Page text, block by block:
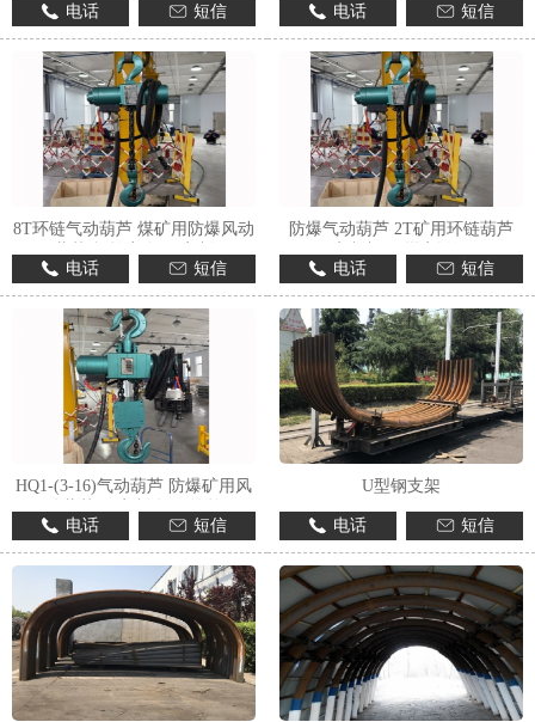
电话
短信
电话
短信
8T环链气动葫芦 煤矿用防爆风动
电话
短信
防爆气动葫芦 2T矿用环链葫芦
电话
短信
HQ1-(3-16)气动葫芦 防爆矿用风
电话
短信
U型钢支架
电话 短信